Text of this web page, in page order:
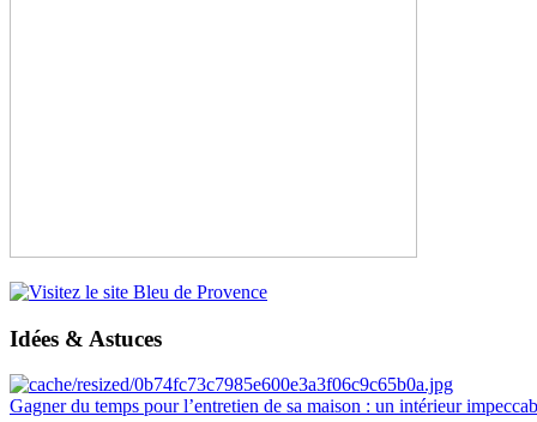
Idées & Astuces
Gagner du temps pour l’entretien de sa maison : un intérieur